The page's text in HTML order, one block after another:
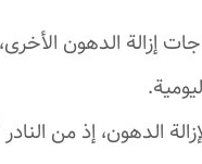
إزالة الدهون
الدهون، إذ من